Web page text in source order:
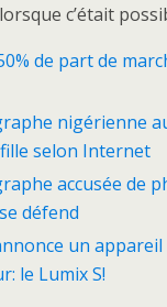
c’était
de part de
nigérienne
selon Internet
accusée de
défend
un
le Lumix S!